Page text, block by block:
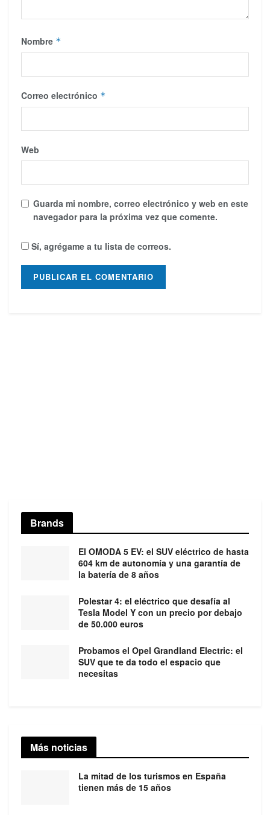
Nombre *
Correo electrónico *
Web
Guarda mi nombre, correo electrónico y web en este
navegador para la próxima vez que comente.
Sí, agrégame a tu lista de correos.
Brands
El OMODA 5 EV: el SUV eléctrico de hasta
604 km de autonomía y una garantía de
la batería de 8 años
Polestar 4: el eléctrico que desafía al
Tesla Model Y con un precio por debajo
de 50.000 euros
Probamos el Opel Grandland Electric: el
SUV que te da todo el espacio que
necesitas
Más noticias
La mitad de los turismos en España
tienen más de 15 años